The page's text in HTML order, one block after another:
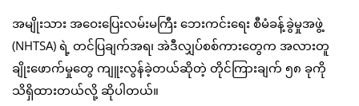
အမျိုးသား အဝေးပြေးလမ်းမကြီး ဘေးကင်းရေး စီမံခန့်ခွဲမှုအဖွဲ့
(NHTSA) ရဲ့ တင်ပြချက်အရ၊ အဲဒီလျှပ်စစ်ကားတွေက အလားတူ
ချိုးဖောက်မှုတွေ ကျူးလွန်ခဲ့တယ်ဆိုတဲ့ တိုင်ကြားချက် ၅၈ ခုကို
သိရှိထားတယ်လို့ ဆိုပါတယ်။